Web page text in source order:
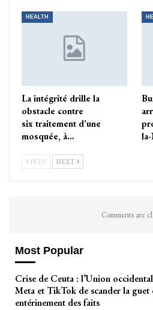
HEALTH
La intégrité drille la
obstacle contre
six traitement d’une
mosquée, à…
PREV NEXT
Comments are
Most Popular
Crise de Ceuta : l’Union
Meta et TikTok de scander la guet
entérinement des faits